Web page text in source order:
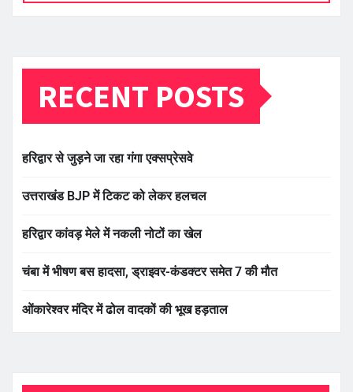
RECENT POSTS
हरिद्वार से जुड़ने जा रहा गंगा एक्सप्रेसवे
उत्तराखंड BJP में टिकट को लेकर हलचल
हरिद्वार कांवड़ मेले में नकली नोटों का खेल
चंबा में भीषण बस हादसा, ड्राइवर-कंडक्टर समेत 7 की मौत
ओंकारेश्वर मंदिर में ढोल वादकों की भूख हड़ताल